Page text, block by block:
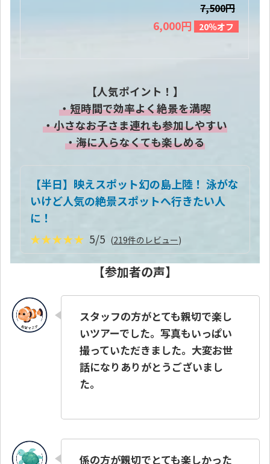
7,500円
6,000円 20％オフ
【人気ポイント！】
・短時間で効率よく絶景を満喫
・小さなお子さま連れも参加しやすい
・海に入らなくても楽しめる
【半日】映えスポット幻の島上陸！ 泳がな
いけど人気の絶景スポットへ行きたい人
に！
★★★★★ 5/5 (219件のレビュー)
【参加者の声】
スタッフの方がとても親切で楽し
いツアーでした。写真もいっぱい
撮っていただきました。大変お世
話になりありがとうございまし
た。
係の方が親切でとても楽しかった